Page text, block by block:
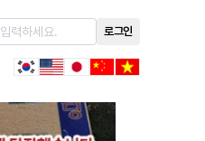
로그인